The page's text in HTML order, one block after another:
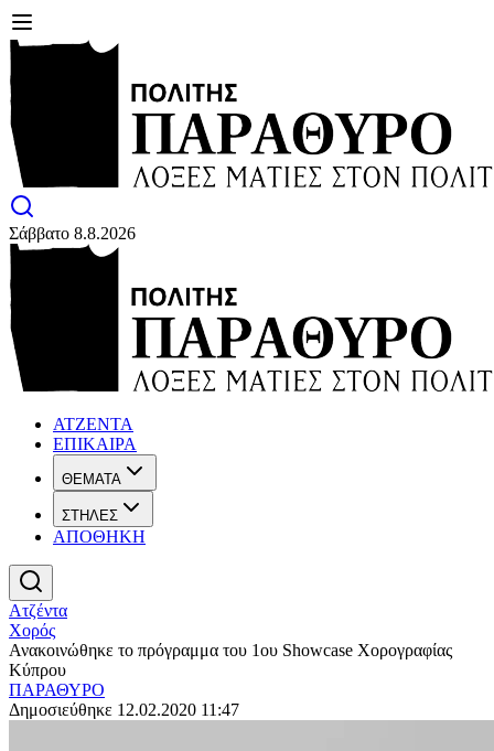
Σάββατο 8.8.2026
ΑΤΖΕΝΤΑ
ΕΠΙΚΑΙΡΑ
ΘΕΜΑΤΑ
ΣΤΗΛΕΣ
ΑΠΟΘΗΚΗ
Ατζέντα
Χορός
Ανακοινώθηκε το πρόγραμμα του 1ου Showcase Χορογραφίας
Κύπρου
ΠΑΡΑΘΥΡΟ
Δημοσιεύθηκε 12.02.2020 11:47